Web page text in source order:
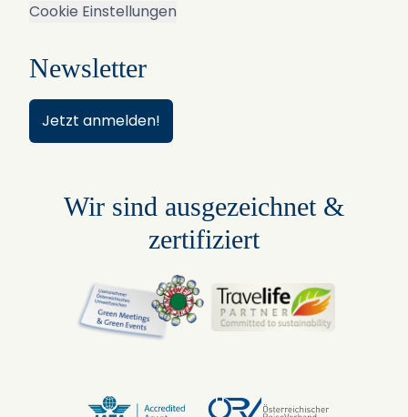
Cookie Einstellungen
Newsletter
Jetzt anmelden!
Wir sind ausgezeichnet &
zertifiziert